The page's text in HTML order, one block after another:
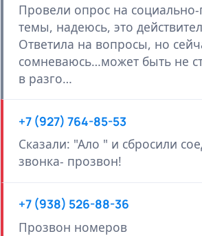
Провели опрос на социально-
темы, надеюсь, это
Ответила на вопросы, но
сомневаюсь…может быть не
в разго…
+7 (927) 764-85-53
Сказали: "Ало " и сбросили
звонка- прозвон!
+7 (938) 526-88-36
Прозвон номеров